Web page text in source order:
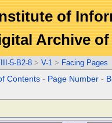
of
Archive
5-B2-8 > V-1 > Facing Pages
Contents - Page Number -